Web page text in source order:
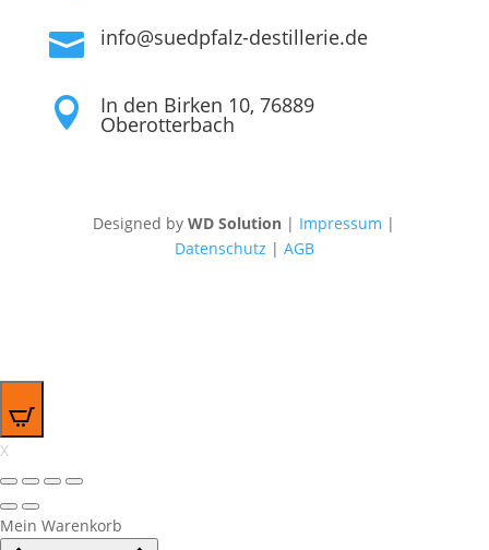
 info@suedpfalz-destillerie.de
 In den Birken 10, 76889
Oberotterbach
Designed byWD Solution | Impressum |
Datenschutz | AGB
X
Mein Warenkorb